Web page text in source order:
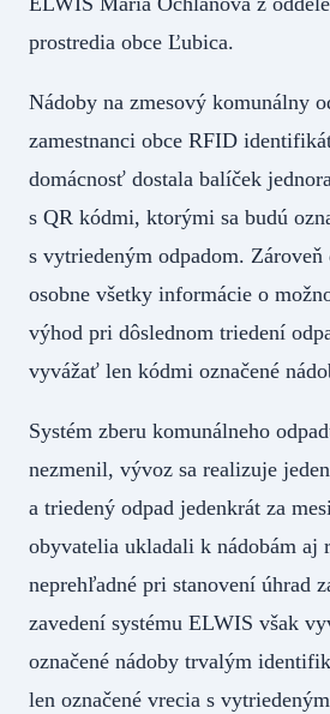
prostredia obce Ľubica.
Nádoby na zmesový komunálny
zamestnanci obce RFID
domácnosť dostala balíček
s QR kódmi, ktorými sa budú
s vytriedeným odpadom.
osobne všetky informácie o
výhod pri dôslednom triedení
vyvážať len kódmi označené
Systém zberu komunálneho
nezmenil, vývoz sa realizuje
a triedený odpad jedenkrát za
obyvatelia ukladali k nádobám aj
neprehľadné pri stanovení úhrad
zavedení systému ELWIS však
označené nádoby trvalým
len označené vrecia s